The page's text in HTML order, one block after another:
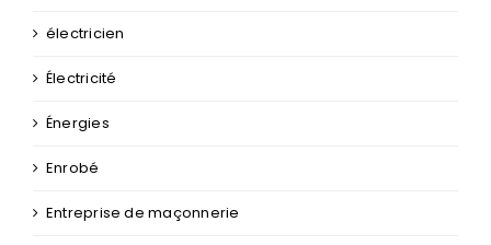
électricien
Électricité
Énergies
Enrobé
Entreprise de maçonnerie